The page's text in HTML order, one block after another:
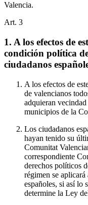
Valencia.
Art. 3
1. A los efectos de
condición política
ciudadanos
A los efectos de
de valencianos
adquieran
municipios de la
Los ciudadanos
hayan tenido su
Comunitat
correspondiente
derechos políticos
régimen se aplicará
españoles, si así lo
determine la Ley